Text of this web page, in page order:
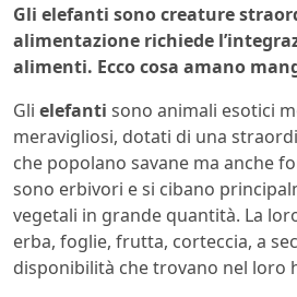
Gli elefanti sono creature
alimentazione richiede
alimenti. Ecco cosa amano
Gli elefanti sono animali esotici
meravigliosi, dotati di una
che popolano savane ma anche
sono erbivori e si cibano
vegetali in grande quantità. La
erba, foglie, frutta, corteccia, a
disponibilità che trovano nel loro